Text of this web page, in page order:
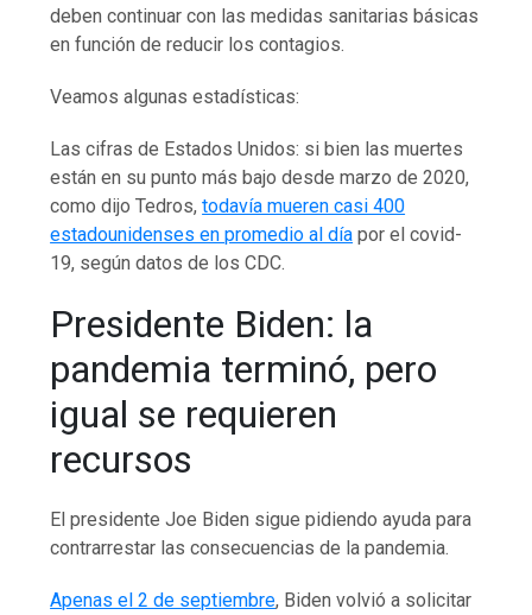
deben continuar con las medidas sanitarias básicas
en función de reducir los contagios.
Veamos algunas estadísticas:
Las cifras de Estados Unidos: si bien las muertes
están en su punto más bajo desde marzo de 2020,
como dijo Tedros,todavía mueren casi 400
estadounidenses en promedio al día por el covid-
19, según datos de los CDC.
Presidente Biden: la
pandemia terminó, pero
igual se requieren
recursos
El presidente Joe Biden sigue pidiendo ayuda para
contrarrestar las consecuencias de la pandemia.
Apenas el 2 de septiembre, Biden volvió a solicitar